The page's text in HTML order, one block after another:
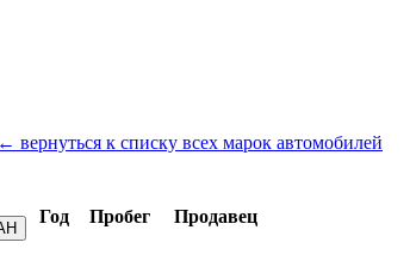
← вернуться к списку всех марок автомобилей
Год Пробег Продавец